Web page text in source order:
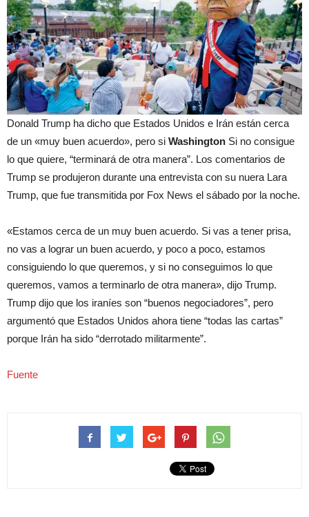
Donald Trump ha dicho que Estados Unidos e Irán están cerca
de un «muy buen acuerdo», pero si Washington Si no consigue
lo que quiere, “terminará de otra manera”. Los comentarios de
Trump se produjeron durante una entrevista con su nuera Lara
Trump, que fue transmitida por Fox News el sábado por la noche.
«Estamos cerca de un muy buen acuerdo. Si vas a tener prisa,
no vas a lograr un buen acuerdo, y poco a poco, estamos
consiguiendo lo que queremos, y si no conseguimos lo que
queremos, vamos a terminarlo de otra manera», dijo Trump.
Trump dijo que los iraníes son “buenos negociadores”, pero
argumentó que Estados Unidos ahora tiene “todas las cartas”
porque Irán ha sido “derrotado militarmente”.
Fuente